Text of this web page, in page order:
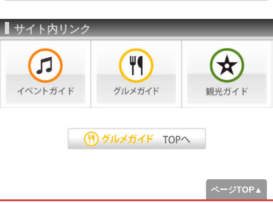
サイト内リンク
ページTOP▲